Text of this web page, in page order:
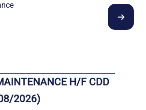
H/F CDD
2026)